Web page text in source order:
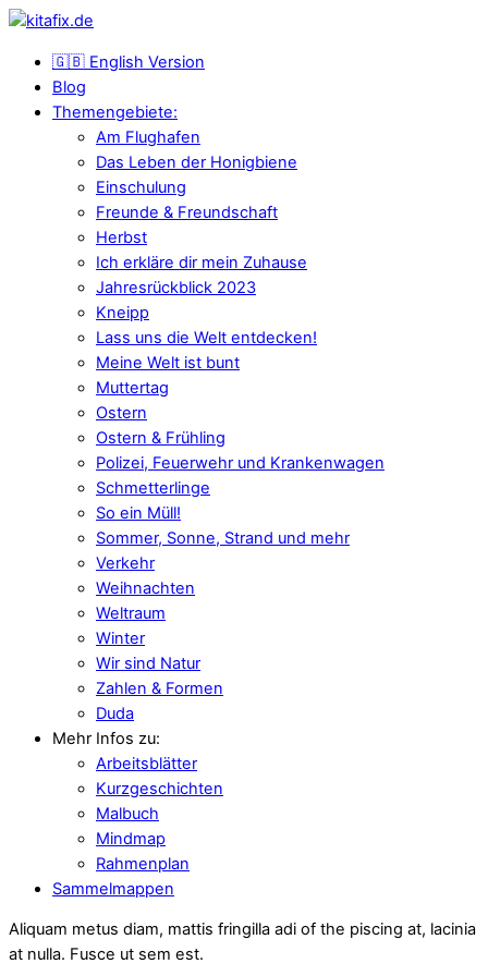
🇬🇧 English Version
Blog
Themengebiete:
Am Flughafen
Das Leben der Honigbiene
Einschulung
Freunde & Freundschaft
Herbst
Ich erkläre dir mein Zuhause
Jahresrückblick 2023
Kneipp
Lass uns die Welt entdecken!
Meine Welt ist bunt
Muttertag
Ostern
Ostern & Frühling
Polizei, Feuerwehr und Krankenwagen
Schmetterlinge
So ein Müll!
Sommer, Sonne, Strand und mehr
Verkehr
Weihnachten
Weltraum
Winter
Wir sind Natur
Zahlen & Formen
Duda
Mehr Infos zu:
Arbeitsblätter
Kurzgeschichten
Malbuch
Mindmap
Rahmenplan
Sammelmappen
Aliquam metus diam, mattis fringilla adi of the piscing at, lacinia
at nulla. Fusce ut sem est.